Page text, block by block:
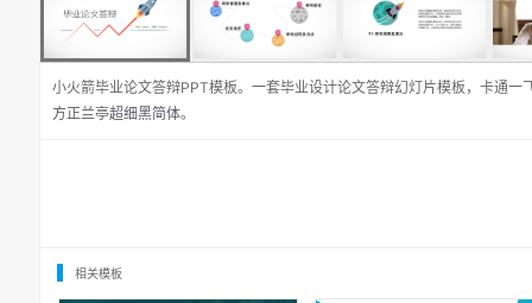
小火箭毕业论文答辩PPT模板。一套毕业设计论文答辩幻灯片模板，卡通
方正兰亭超细黑简体。
相关模板